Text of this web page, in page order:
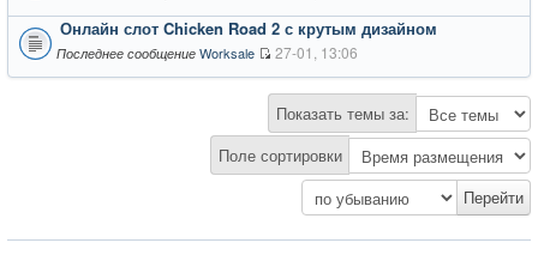
Онлайн слот Chicken Road 2 с крутым дизайном
Последнее сообщение Worksale 27-01, 13:06
Показать темы за:
Поле сортировки